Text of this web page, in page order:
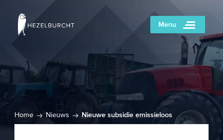
Menu
Home Nieuws
Nieuwe subsidie emissieloos